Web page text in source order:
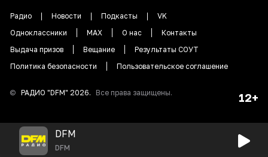
Радио Новости Подкасты
VK
Одноклассники
MAX О нас
Контакты
Выдача призов
Вещание
Результаты СОУТ
Политика безопасности
Пользовательское соглашение
© РАДИО "DFM" 2026. Все права защищены. 12+
DFM
DFM